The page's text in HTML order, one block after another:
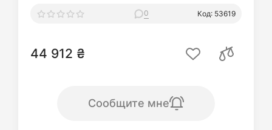
0 Код: 53619
44 912 ₴
Сообщите мне